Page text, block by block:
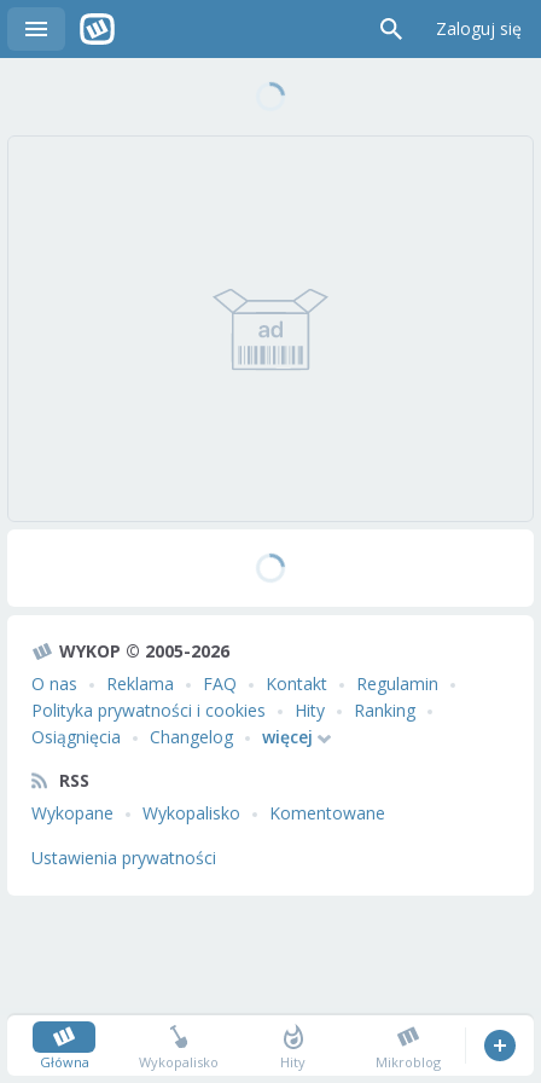
Zaloguj się
WYKOP © 2005-2026
O nas
Reklama FAQ Kontakt
Regulamin
Polityka prywatności i cookies
Hity
Ranking
Osiągnięcia
Changelog
więcej
RSS
Wykopane
Wykopalisko
Komentowane
Ustawienia prywatności
Główna Wykopalisko Hity Mikroblog